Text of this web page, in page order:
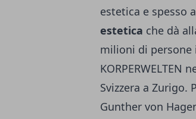
estetica e spesso
estetica che dà
milioni di
Svizzera a
Gunther von